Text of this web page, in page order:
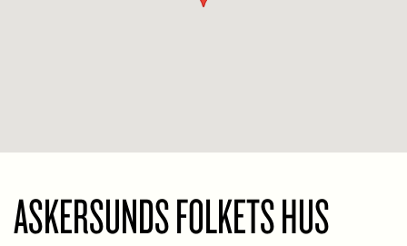
ASKERSUNDS FOLKETS HUS